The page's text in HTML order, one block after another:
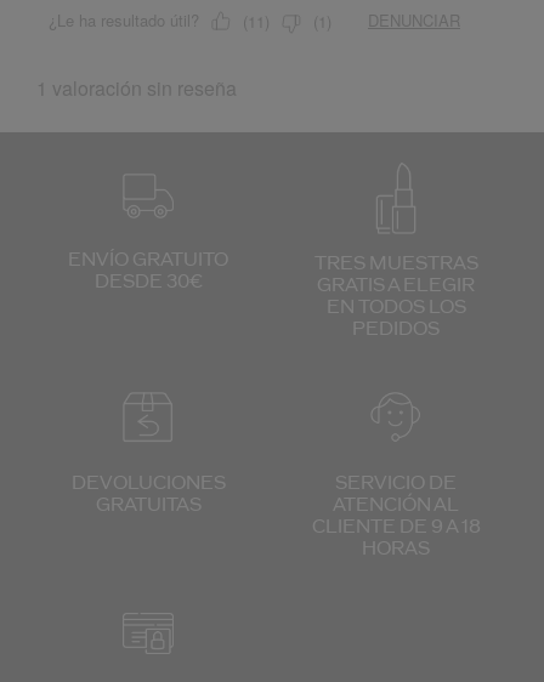
ENVÍO GRATUITO
DESDE 30€
TRES MUESTRAS
GRATIS A ELEGIR
EN TODOS
LOS
PEDIDOS
DEVOLUCIONES
GRATUITAS
SERVICIO DE
ATENCIÓN AL
CLIENTE DE 9 A 18
HORAS